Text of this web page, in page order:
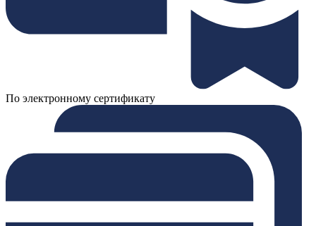
По электронному сертификату